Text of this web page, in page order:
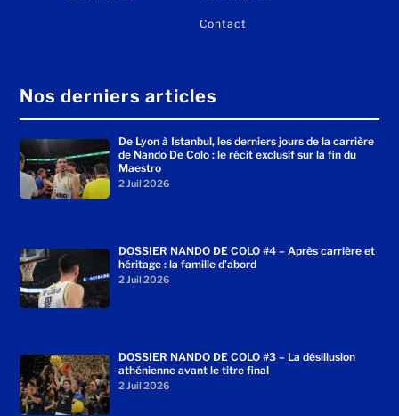
Contact
Nos derniers articles
De Lyon à Istanbul, les derniers jours de la carrière
de Nando De Colo : le récit exclusif sur la fin du
Maestro
2 Juil 2026
DOSSIER NANDO DE COLO #4 – Après carrière et
héritage : la famille d’abord
2 Juil 2026
DOSSIER NANDO DE COLO #3 – La désillusion
athénienne avant le titre final
2 Juil 2026